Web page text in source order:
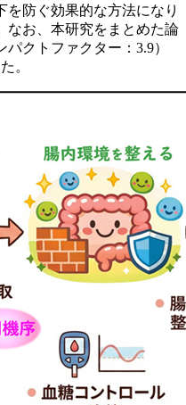
防ぐ効果的な方法になり
なお、本研究をまとめた論
クトファクター：3.9）
。